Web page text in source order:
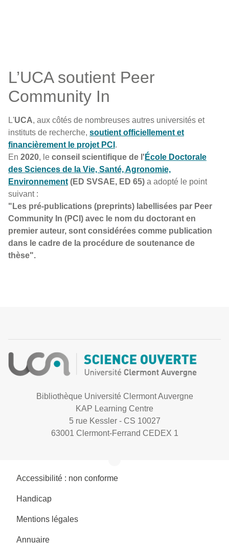
L’UCA soutient Peer
Community In
L'UCA, aux côtés de nombreuses autres universités et
instituts de recherche, soutient officiellement et
financièrement le projet PCI .
En 2020, le conseil scientifique de l' École Doctorale
des Sciences de la Vie, Santé, Agronomie,
Environnement (ED SVSAE, ED 65) a adopté le point
suivant :
"Les pré-publications (preprints) labellisées par Peer
Community In (PCI) avec le nom du doctorant en
premier auteur, sont considérées comme publication
dans le cadre de la procédure de soutenance de
thèse".
Bibliothèque Université Clermont Auvergne
KAP Learning Centre
5 rue Kessler - CS 10027
63001 Clermont-Ferrand CEDEX 1
Accessibilité : non conforme
Handicap
Mentions légales
Annuaire